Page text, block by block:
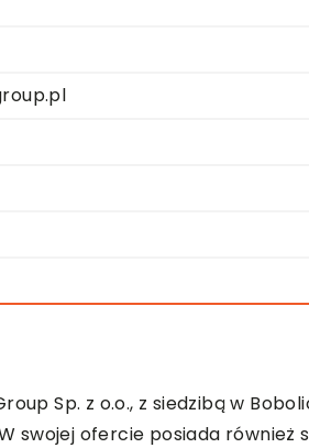
Sp. z o.o., z siedzibą w
swojej ofercie posiada również